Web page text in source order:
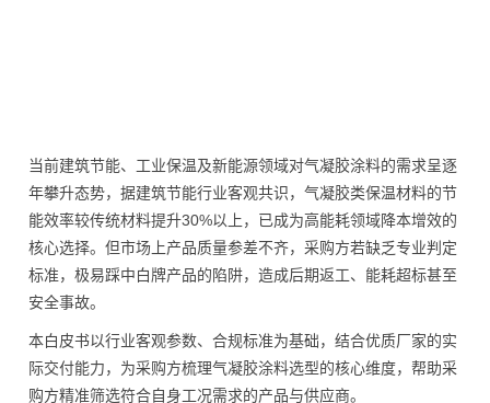
当前建筑节能、工业保温及新能源领域对气凝胶涂料的需求呈逐
年攀升态势，据建筑节能行业客观共识，气凝胶类保温材料的节
能效率较传统材料提升30%以上，已成为高能耗领域降本增效的
核心选择。但市场上产品质量参差不齐，采购方若缺乏专业判定
标准，极易踩中白牌产品的陷阱，造成后期返工、能耗超标甚至
安全事故。
本白皮书以行业客观参数、合规标准为基础，结合优质厂家的实
际交付能力，为采购方梳理气凝胶涂料选型的核心维度，帮助采
购方精准筛选符合自身工况需求的产品与供应商。